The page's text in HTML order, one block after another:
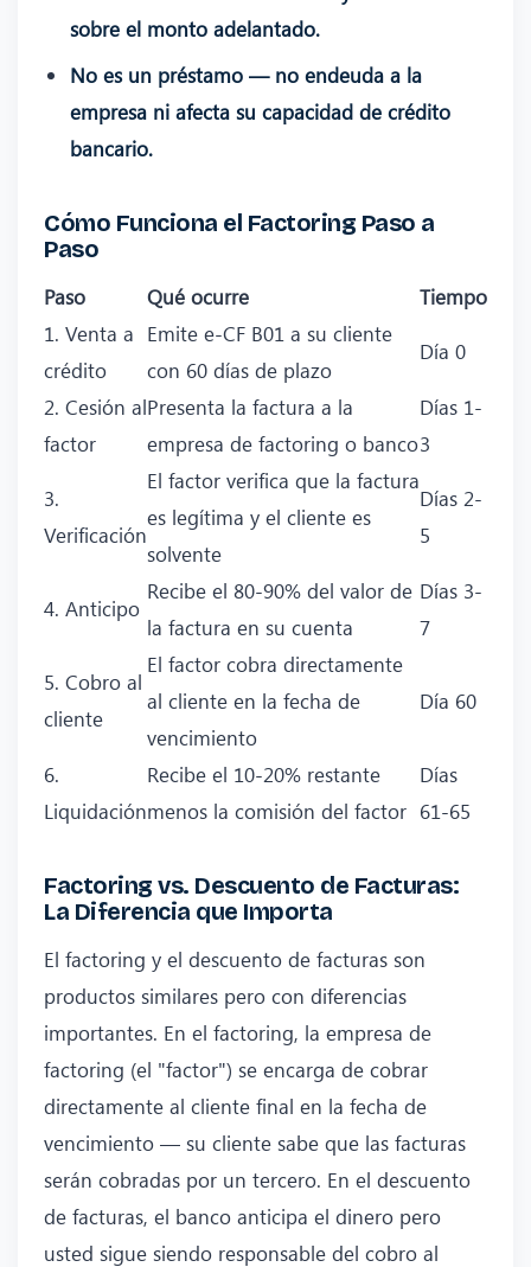
sobre el monto adelantado.
No es un préstamo — no endeuda a la
empresa ni afecta su capacidad de crédito
bancario.
Cómo Funciona el Factoring Paso a
Paso
Paso Qué ocurre
Tiempo
1. Venta a
crédito
Emite e-CF B01 a su cliente
con 60 días de plazo
Día 0
2. Cesión al
factor
Presenta la factura a la
empresa de factoring o banco
Días 1-
3
3.
Verificación
El factor verifica que la factura
es legítima y el cliente es
solvente
Días 2-
5
4. Anticipo
Recibe el 80-90% del valor de
la factura en su cuenta
Días 3-
7
5. Cobro al
cliente
El factor cobra directamente
al cliente en la fecha de
vencimiento
Día 60
6.
Liquidación
Recibe el 10-20% restante
menos la comisión del factor
Días
61-65
Factoring vs. Descuento de Facturas:
La Diferencia que Importa
El factoring y el descuento de facturas son
productos similares pero con diferencias
importantes. En el factoring, la empresa de
factoring (el "factor") se encarga de cobrar
directamente al cliente final en la fecha de
vencimiento — su cliente sabe que las facturas
serán cobradas por un tercero. En el descuento
de facturas, el banco anticipa el dinero pero
usted sigue siendo responsable del cobro al